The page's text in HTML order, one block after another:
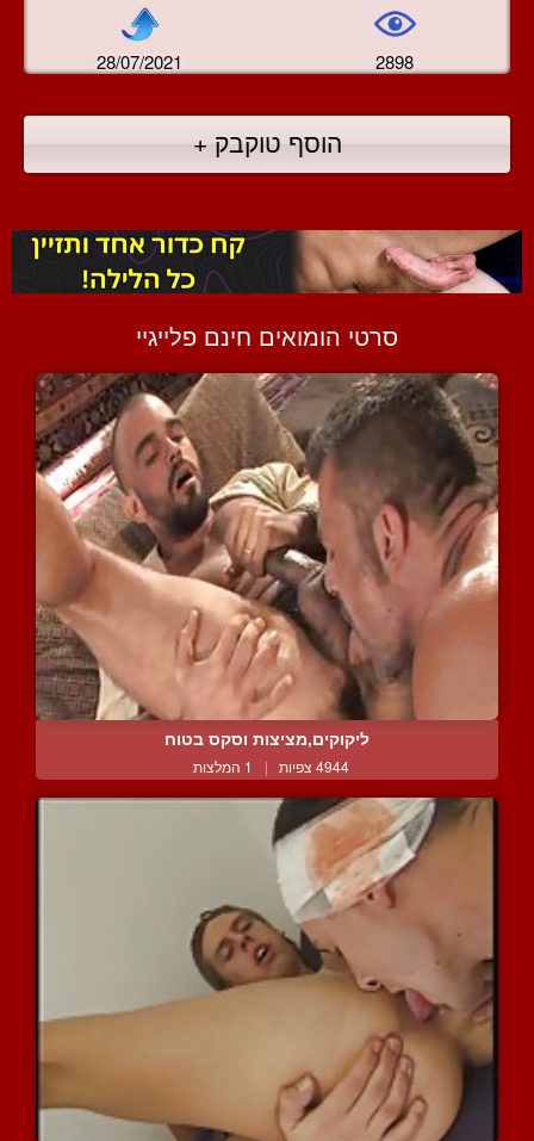
28/07/2021 2898
הוסף טוקבק +
סרטי הומואים חינם פלייגיי
ליקוקים,מציצות וסקס בטוח
4944 צפיות | 1 המלצות